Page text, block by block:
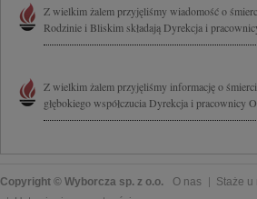
Z wielkim żalem przyjęliśmy wiadomość o
Rodzinie i Bliskim składają Dyrekcja i
Z wielkim żalem przyjęliśmy informację o
głębokiego współczucia Dyrekcja i pracownicy
Copyright © Wyborcza sp. z o.o. O nas Staże u